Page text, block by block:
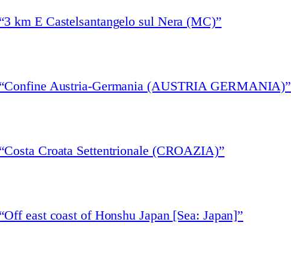
km E Castelsantangelo sul Nera (MC)”
Austria-Germania (AUSTRIA GERMANIA)”
Croata Settentrionale (CROAZIA)”
east coast of Honshu Japan [Sea: Japan]”